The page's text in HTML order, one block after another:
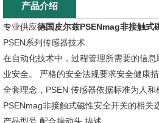
产品介绍
专业供应德国皮尔兹PSENmag非接触式
PSEN系列传感器技术
在自动化技术中，过程管理所需要的信
业安全。 严格的安全法规要求安全健康
全套理念，PSEN 传感器依据标准为人和
PSENmag非接触式磁性安全开关的相关